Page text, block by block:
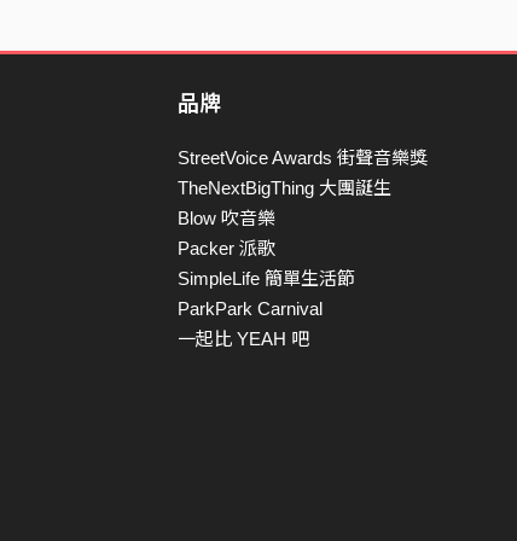
品牌
StreetVoice Awards 街聲音樂獎
TheNextBigThing 大團誕生
Blow 吹音樂
Packer 派歌
SimpleLife 簡單生活節
ParkPark Carnival
一起比 YEAH 吧